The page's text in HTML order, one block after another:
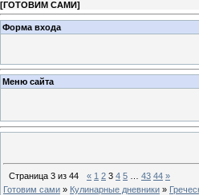
[ГОТОВИМ САМИ]
Форма входа
Меню сайта
Страница 3 из 44 « 1 2 3 4 5 43 44 »
Готовим сами » Кулинарные дневники »